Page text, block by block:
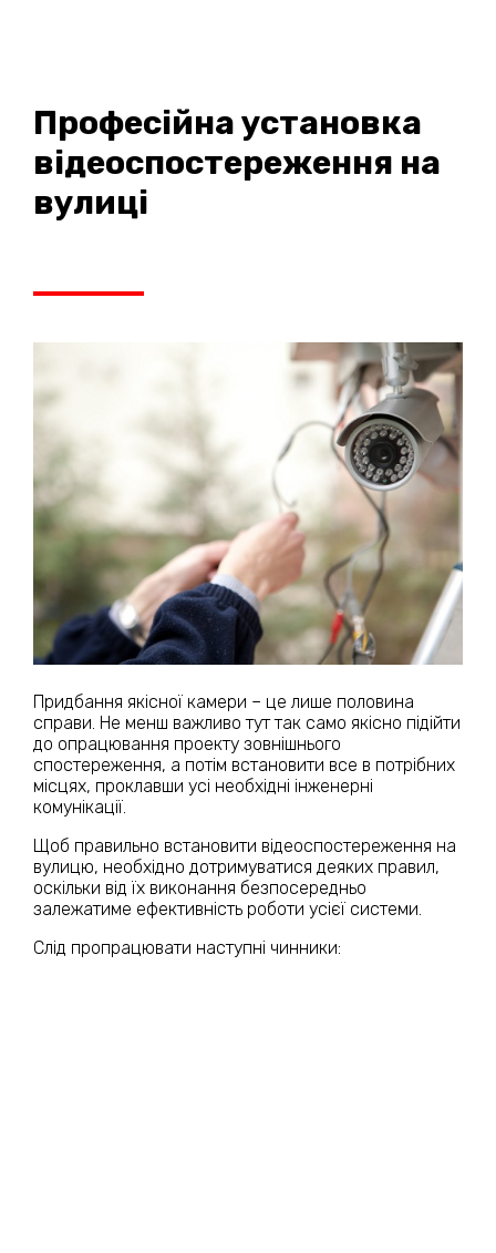
Професійна установка
відеоспостереження на
вулиці
Придбання якісної камери – це лише половина
справи. Не менш важливо тут так само якісно підійти
до опрацювання проекту зовнішнього
спостереження, а потім встановити все в потрібних
місцях, проклавши усі необхідні інженерні
комунікації.
Щоб правильно встановити відеоспостереження на
вулицю, необхідно дотримуватися деяких правил,
оскільки від їх виконання безпосередньо
залежатиме ефективність роботи усієї системи.
Слід пропрацювати наступні чинники: